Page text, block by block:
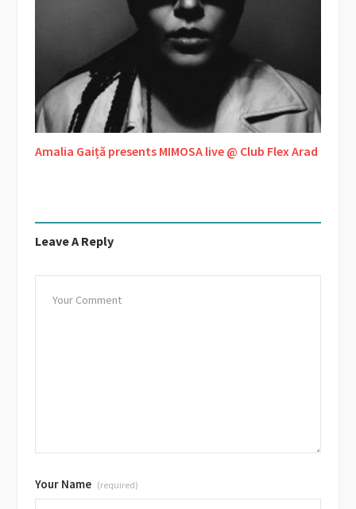
Amalia Gaiță presents MIMOSA live @ Club Flex Arad
Leave A Reply
Your Name (required)